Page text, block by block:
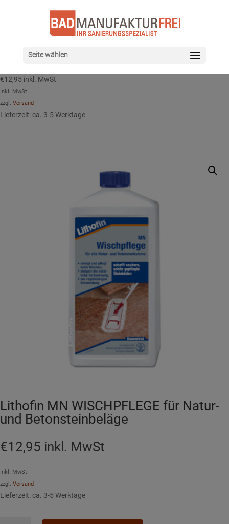
Seite wählen
€12,95 inkl. MwSt
Inkl. MwSt.
zzgl. Versand
Lieferzeit: ca. 3-5 Werktage
Lithofin MN WISCHPFLEGE für Natur-
und Betonsteinbeläge
€12,95 inkl. MwSt
Inkl. MwSt.
zzgl. Versand
Lieferzeit: ca. 3-5 Werktage